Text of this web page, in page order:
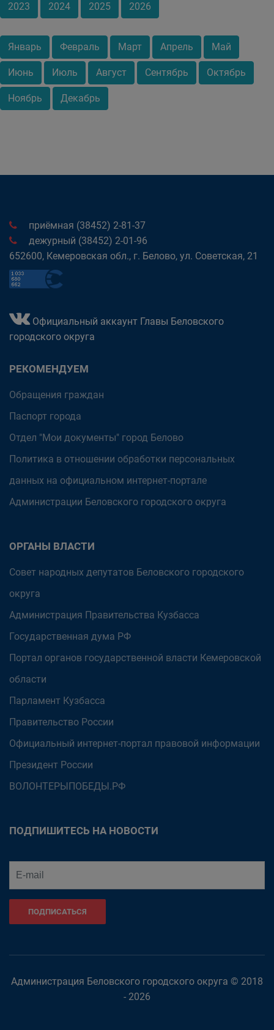
2023 2024 2025 2026
Январь Февраль Март Апрель Май
Июнь Июль Август Сентябрь Октябрь
Ноябрь Декабрь
приёмная (38452) 2-81-37
дежурный (38452) 2-01-96
652600, Кемеровская обл., г. Белово, ул. Советская, 21
Официальный аккаунт Главы Беловского
городского округа
РЕКОМЕНДУЕМ
Обращения граждан
Паспорт города
Отдел "Мои документы" город Белово
Политика в отношении обработки персональных
данных на официальном интернет-портале
Администрации Беловского городского округа
ОРГАНЫ ВЛАСТИ
Совет народных депутатов Беловского городского
округа
Администрация Правительства Кузбасса
Государственная дума РФ
Портал органов государственной власти Кемеровской
области
Парламент Кузбасса
Правительство России
Официальный интернет-портал правовой информации
Президент России
ВОЛОНТЕРЫПОБЕДЫ.РФ
ПОДПИШИТЕСЬ НА НОВОСТИ
ПОДПИСАТЬСЯ
Администрация Беловского городского округа © 2018
- 2026